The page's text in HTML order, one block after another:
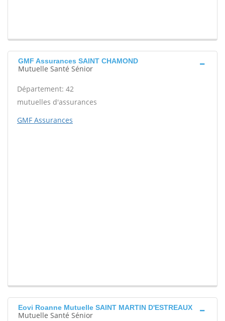
GMF Assurances SAINT CHAMOND
Mutuelle Santé Sénior
Département: 42
mutuelles d'assurances
GMF Assurances
Eovi Roanne Mutuelle SAINT MARTIN D'ESTREAUX
Mutuelle Santé Sénior